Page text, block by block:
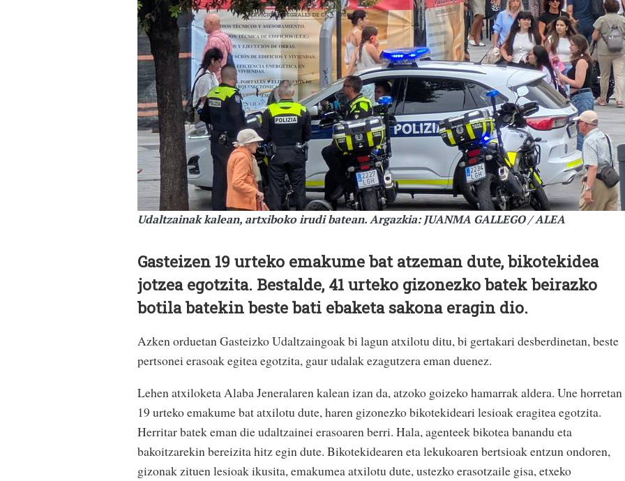
Udaltzainak kalean, artxiboko irudi batean. Argazkia: JUANMA GALLEGO / ALEA
Gasteizen 19 urteko emakume bat atzeman dute, bikotekidea
jotzea egotzita. Bestalde, 41 urteko gizonezko batek beirazko
botila batekin beste bati ebaketa sakona eragin dio.
Azken orduetan Gasteizko Udaltzaingoak bi lagun atxilotu ditu, bi gertakari desberdinetan, beste
pertsonei erasoak egitea egotzita, gaur udalak ezagutzera eman duenez.
Lehen atxiloketa Alaba Jeneralaren kalean izan da, atzoko goizeko hamarrak aldera. Une horretan
19 urteko emakume bat atxilotu dute, haren gizonezko bikotekideari lesioak eragitea egotzita.
Herritar batek eman die udaltzainei erasoaren berri. Hala, agenteek bikotea banandu eta
bakoitzarekin bereizita hitz egin dute. Bikotekidearen eta lekukoaren bertsioak entzun ondoren,
gizonak zituen lesioak ikusita, emakumea atxilotu dute, ustezko erasotzaile gisa, etxeko